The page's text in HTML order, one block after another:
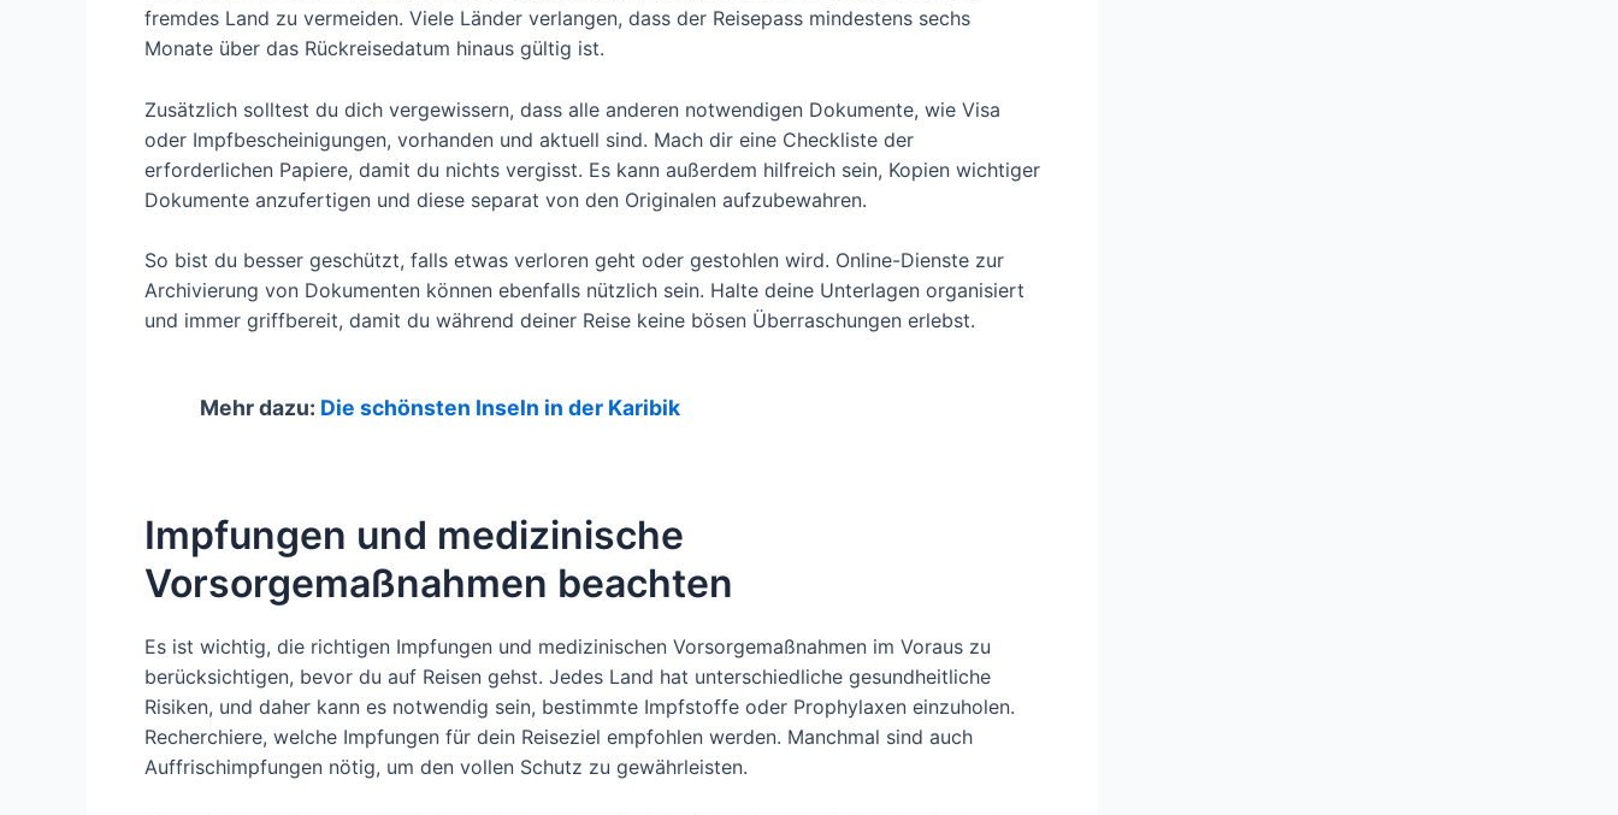
fremdes Land zu vermeiden. Viele Länder verlangen, dass der Reisepass mindestens sechs
Monate über das Rückreisedatum hinaus gültig ist.
Zusätzlich solltest du dich vergewissern, dass alle anderen notwendigen Dokumente, wie Visa
oder Impfbescheinigungen, vorhanden und aktuell sind. Mach dir eine Checkliste der
erforderlichen Papiere, damit du nichts vergisst. Es kann außerdem hilfreich sein, Kopien wichtiger
Dokumente anzufertigen und diese separat von den Originalen aufzubewahren.
So bist du besser geschützt, falls etwas verloren geht oder gestohlen wird. Online-Dienste zur
Archivierung von Dokumenten können ebenfalls nützlich sein. Halte deine Unterlagen organisiert
und immer griffbereit, damit du während deiner Reise keine bösen Überraschungen erlebst.
Mehr dazu: Die schönsten Inseln in der Karibik
Impfungen und medizinische
Vorsorgemaßnahmen beachten
Es ist wichtig, die richtigen Impfungen und medizinischen Vorsorgemaßnahmen im Voraus zu
berücksichtigen, bevor du auf Reisen gehst. Jedes Land hat unterschiedliche gesundheitliche
Risiken, und daher kann es notwendig sein, bestimmte Impfstoffe oder Prophylaxen einzuholen.
Recherchiere, welche Impfungen für dein Reiseziel empfohlen werden. Manchmal sind auch
Auffrischimpfungen nötig, um den vollen Schutz zu gewährleisten.